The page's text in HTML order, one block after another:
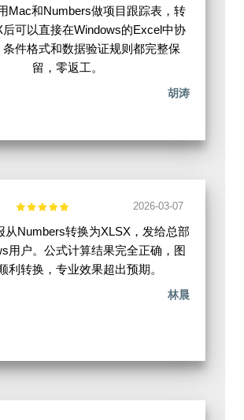
Mac和Numbers做项目跟踪表，转
后可以直接在Windows的Excel中协
件格式和数据验证规则都完整保
留，零返工。
胡涛
2026-03-07
从Numbers转换为XLSX，发给总部
用户。公式计算结果完全正确，图
利转换，专业效果超出预期。
林晨